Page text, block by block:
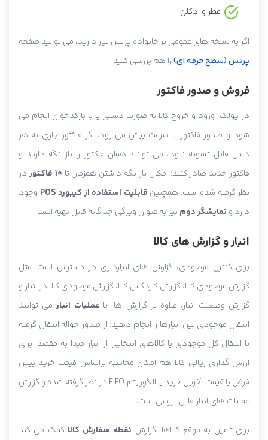
عطر و ادکلن
اگر به نسخه های عمومی تر خانواده پرنس نیاز دارید، می توانید صفحه
پرنس (سطح حرفه ای)را هم بررسی کنید.
فروش و صدور فاکتور
در پولک، ورود و خروج کالا به صورت دستی یا با بارکدخوان انجام می
شود و صدور فاکتور با سرعت پیش می رود. اگر فاکتور جاری به هر
دلیل قابل تسویه نبود، می توانید همان فاکتور را باز نگه دارید و
فاکتور جدید صادر کنید؛ امکان باز نگه داشتن همزمان تا 10 فاکتور
در
نظر گرفته شده است. همچنین قابلیت استفاده از کیبورد POS
وجود
دارد و نمایشگر دوم نیز به عنوان ویژگی جداگانه قابل تهیه است.
انبار و گزارش های کالا
برای کنترل موجودی، گزارش های انبارداری در دسترس است؛ مثل
گزارش موجودی کالا، گزارش کاردکس کالا، گزارش موجودی کالا در انبار و
گزارش وضعیت انبار. علاوه بر گزارش ها، با عملیات انبارمی توانید
انتقال موجودی بین انبارها را انجام دهید؛ از صدور حواله انتقال گرفته
تا انتقال کل موجودی یا کالاهای انتخابی از انبار مبدا به مقصد. برای
ارزش گذاری ریالی کالا هم امکان محاسبه براساس قیمت خرید پیش
فرض یا قیمت آخرین خرید یا الگوریتم FIFO در نظر گرفته شده و گزارش
عملیات های انبار قابل بررسی است.
برای تامین به موقع کالاها، گزارش نقطه سفارش کالا کمک می کند